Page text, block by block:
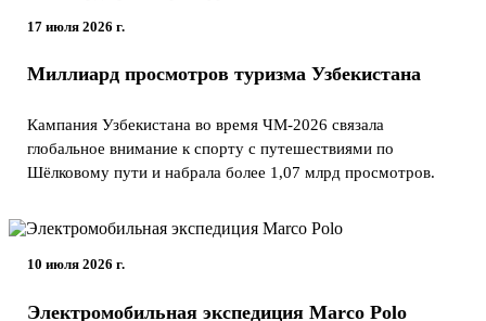
17 июля 2026 г.
Миллиард просмотров туризма Узбекистана
Кампания Узбекистана во время ЧМ-2026 связала
глобальное внимание к спорту с путешествиями по
Шёлковому пути и набрала более 1,07 млрд просмотров.
10 июля 2026 г.
Электромобильная экспедиция Marco Polo